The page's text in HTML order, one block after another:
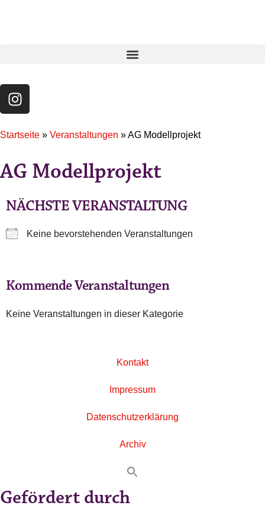
Startseite » Veranstaltungen »AG Modellprojekt
AG Modellprojekt
NÄCHSTE VERANSTALTUNG
Keine bevorstehenden Veranstaltungen
Kommende Veranstaltungen
Keine Veranstaltungen in dieser Kategorie
Kontakt
Impressum
Datenschutzerklärung
Archiv
Gefördert durch